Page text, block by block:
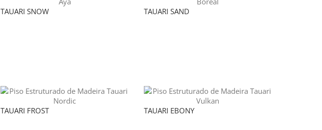
TAUARI SNOW TAUARI SAND
TAUARI FROST TAUARI EBONY